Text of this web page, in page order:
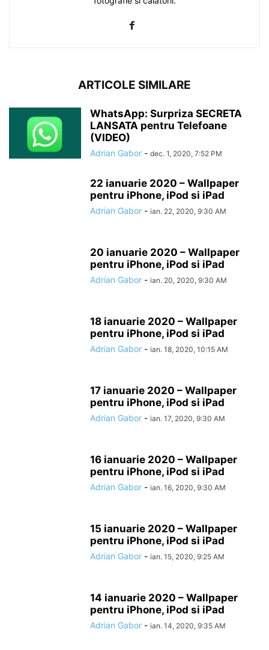
ARTICOLE SIMILARE
WhatsApp: Surpriza SECRETA
LANSATA pentru Telefoane
(VIDEO)
Adrian Gabor - dec. 1, 2020, 7:52 PM
22 ianuarie 2020 – Wallpaper
pentru iPhone, iPod si iPad
Adrian Gabor - ian. 22, 2020, 9:30 AM
20 ianuarie 2020 – Wallpaper
pentru iPhone, iPod si iPad
Adrian Gabor - ian. 20, 2020, 9:30 AM
18 ianuarie 2020 – Wallpaper
pentru iPhone, iPod si iPad
Adrian Gabor - ian. 18, 2020, 10:15 AM
17 ianuarie 2020 – Wallpaper
pentru iPhone, iPod si iPad
Adrian Gabor - ian. 17, 2020, 9:30 AM
16 ianuarie 2020 – Wallpaper
pentru iPhone, iPod si iPad
Adrian Gabor - ian. 16, 2020, 9:30 AM
15 ianuarie 2020 – Wallpaper
pentru iPhone, iPod si iPad
Adrian Gabor - ian. 15, 2020, 9:25 AM
14 ianuarie 2020 – Wallpaper
pentru iPhone, iPod si iPad
Adrian Gabor - ian. 14, 2020, 9:35 AM